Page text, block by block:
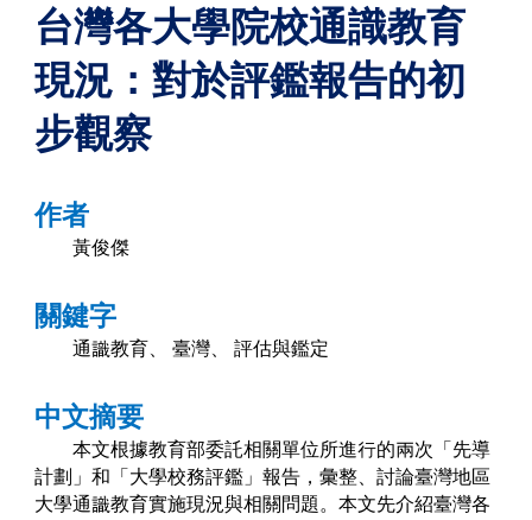
台灣各大學院校通識教育
現況：對於評鑑報告的初
步觀察
作者
黃俊傑
關鍵字
通識教育、 臺灣、 評估與鑑定
中文摘要
本文根據教育部委託相關單位所進行的兩次「先導
計劃」和「大學校務評鑑」報告，彙整、討論臺灣地區
大學通識教育實施現況與相關問題。本文先介紹臺灣各